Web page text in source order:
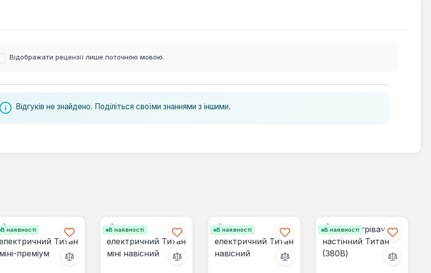
Відображати рецензії лише поточною мовою.
Відгуків не знайдено. Поділіться своїми знаннями з іншими.
В наявності В наявності В наявності В наявності